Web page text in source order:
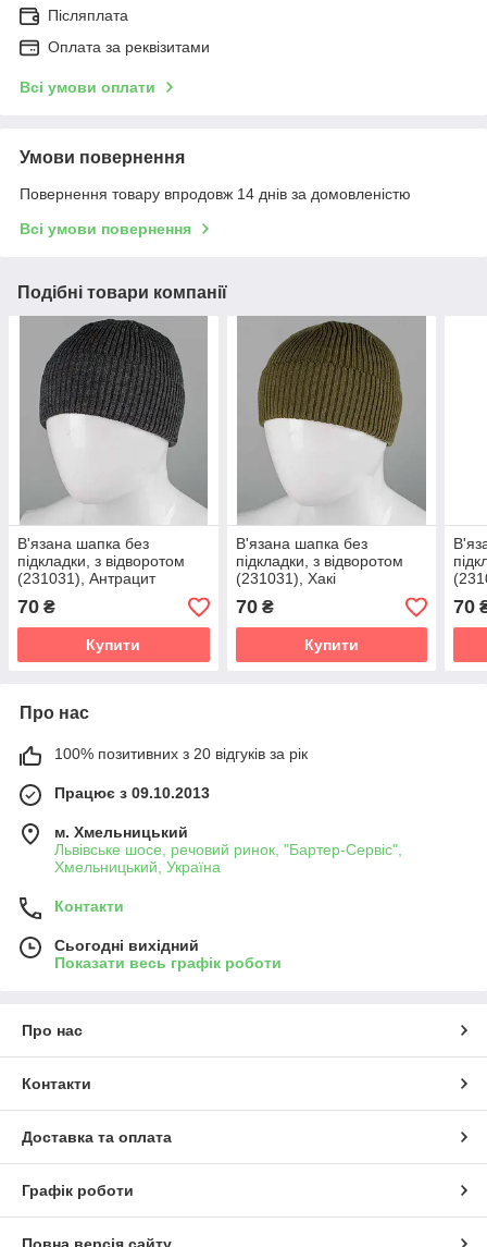
Післяплата
Оплата за реквізитами
Всі умови оплати
Умови повернення
Повернення товару впродовж 14 днів за домовленістю
Всі умови повернення
Подібні товари компанії
В'язана шапка без
підкладки, з відворотом
(231031), Антрацит
70 ₴
Купити
В'язана шапка без
підкладки, з відворотом
(231031), Хакі
70₴
Купити
70
Про нас
100% позитивних з 20 відгуків за рік
Працює з 09.10.2013
м. Хмельницький
Львівське шосе, речовий ринок, "Бартер-Сервіс",
Хмельницький, Україна
Контакти
Сьогодні вихідний
Показати весь графік роботи
Про нас
Контакти
Доставка та оплата
Графік роботи